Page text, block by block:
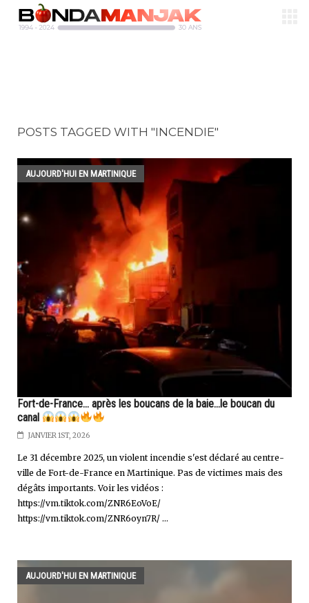
POSTS TAGGED WITH "INCENDIE"
AUJOURD'HUI EN MARTINIQUE
Fort-de-France... après les boucans de la baie...le boucan du
canal
JANVIER 1ST, 2026
Le 31 décembre 2025, un violent incendie s'est déclaré au centre-
ville de Fort-de-France en Martinique. Pas de victimes mais des
dégâts importants. Voir les vidéos :
https://vm.tiktok.com/ZNR6EoVoE/
https://vm.tiktok.com/ZNR6oyn7R/ ...
AUJOURD'HUI EN MARTINIQUE